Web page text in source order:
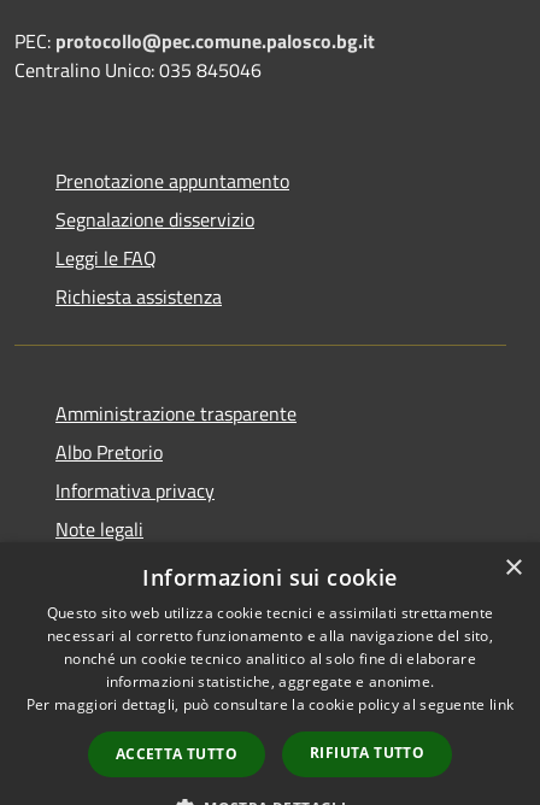
PEC: protocollo@pec.comune.palosco.bg.it
Centralino Unico: 035 845046
Prenotazione appuntamento
Segnalazione disservizio
Leggi le FAQ
Richiesta assistenza
Amministrazione trasparente
Albo Pretorio
Informativa privacy
Note legali
Dichiarazione di accessibilità
Accessibilità
Copyright © 2026 • Comune di
Palosco • Powered by
Municipium•
Accesso
redazione
×
Informazioni sui cookie
Questo sito web utilizza cookie tecnici e assimilati strettamente
necessari al corretto funzionamento e alla navigazione del sito,
nonché un cookie tecnico analitico al solo fine di elaborare
informazioni statistiche, aggregate e anonime.
Per maggiori dettagli, può consultare la cookie policy al seguente link
ACCETTA TUTTO RIFIUTA TUTTO